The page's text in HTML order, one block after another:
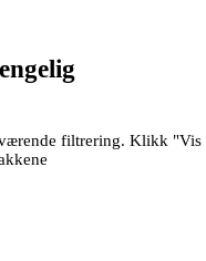
filtrering. Klikk "Vis